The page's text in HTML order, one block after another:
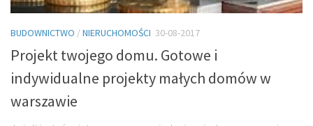
BUDOWNICTWO /NIERUCHOMOŚCI 30-08-2017
Projekt twojego domu. Gotowe i
indywidualne projekty małych domów w
warszawie